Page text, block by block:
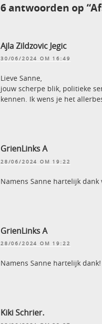
6 antwoorden op
Ajla Zildzovic Jegic
30/06/2024 OM 16:49
Lieve Sanne,
jouw scherpe blik, politieke
kennen. Ik wens je het
GrienLinks A
28/06/2024 OM 19:22
Namens Sanne hartelijk dank
GrienLinks A
28/06/2024 OM 19:22
Namens Sanne hartelijk dank!
Kiki Schrier.